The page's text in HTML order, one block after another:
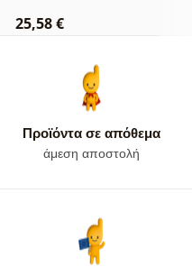
25,58 €
Προϊόντα σε απόθεμα
άμεση αποστολή